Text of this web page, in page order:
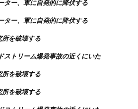
ター、軍に自発的に降伏する
ター、軍に自発的に降伏する
を破壊する
ストリーム爆発事故の近くにいた
を破壊する
を破壊する